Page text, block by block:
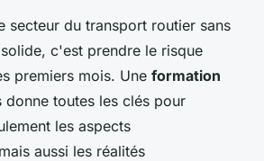
secteur du transport routier sans
c'est prendre le risque
premiers mois. Une formation
donne toutes les clés pour
les aspects
aussi les réalités